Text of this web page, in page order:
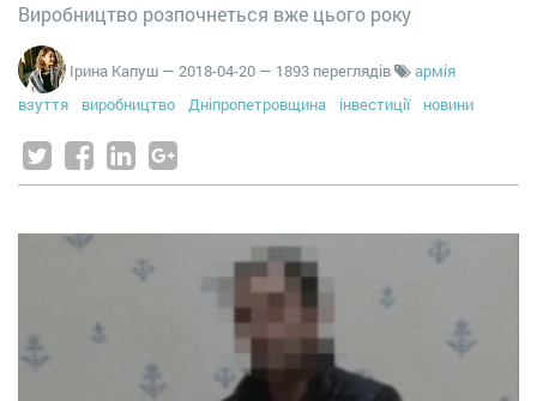
Виробництво розпочнеться вже цього року
Ірина Капуш — 2018-04-20 — 1893 переглядів
армія
взуття
виробництво Дніпропетровщина інвестиції новини